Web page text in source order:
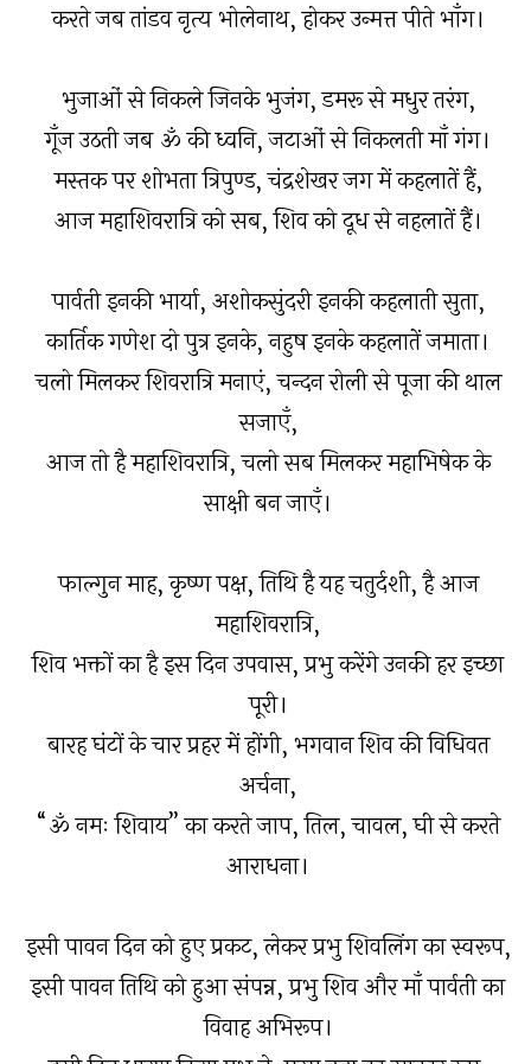
करते जब तांडव नृत्य भोलेनाथ, होकर उन्मत्त पीते भाँग।
भुजाओं से निकले जिनके भुजंग, डमरू से मधुर तरंग,
गूँज उठती जब ॐ की ध्वनि, जटाओं से निकलती माँ गंग।
मस्तक पर शोभता त्रिपुण्ड, चंद्रशेखर जग में कहलातें हैं,
आज महाशिवरात्रि को सब, शिव को दूध से नहलातें हैं।
पार्वती इनकी भार्या, अशोकसुंदरी इनकी कहलाती सुता,
कार्तिक गणेश दो पुत्र इनके, नहुष इनके कहलातें जमाता।
चलो मिलकर शिवरात्रि मनाएं, चन्दन रोली से पूजा की थाल
सजाएँ,
आज तो है महाशिवरात्रि, चलो सब मिलकर महाभिषेक के
साक्षी बन जाएँ।
फाल्गुन माह, कृष्ण पक्ष, तिथि है यह चतुर्दशी, है आज
महाशिवरात्रि,
शिव भक्तों का है इस दिन उपवास, प्रभु करेंगे उनकी हर इच्छा
पूरी।
बारह घंटों के चार प्रहर में होंगी, भगवान शिव की विधिवत
अर्चना,
“ॐ नमः शिवाय” का करते जाप, तिल, चावल, घी से करते
आराधना।
इसी पावन दिन को हुए प्रकट, लेकर प्रभु शिवलिंग का स्वरूप,
इसी पावन तिथि को हुआ संपन्न, प्रभु शिव और माँ पार्वती का
विवाह अभिरूप।